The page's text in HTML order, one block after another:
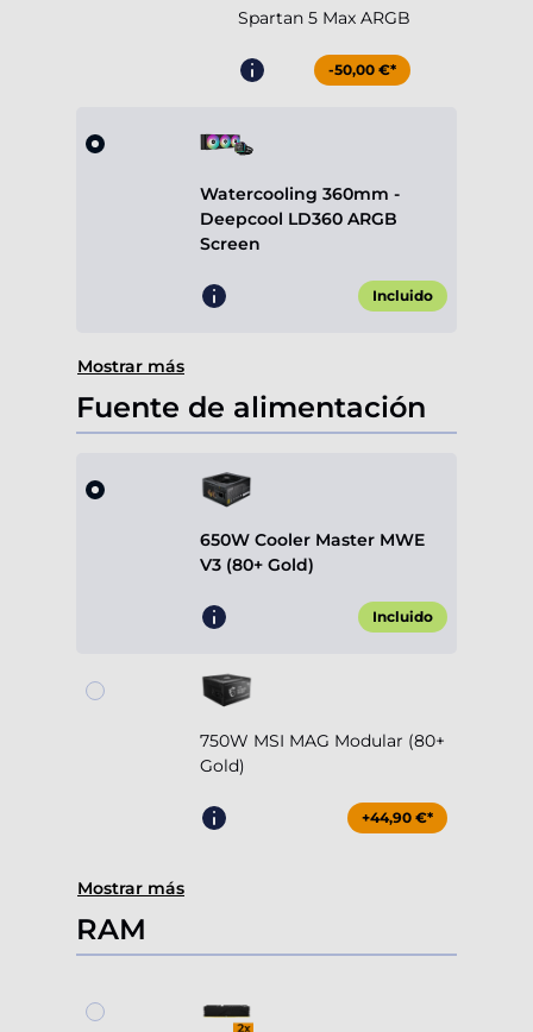
Spartan 5 Max ARGB
-50,00 €*
Watercooling 360mm -
Deepcool LD360 ARGB
Screen
Incluido
Mostrar más
Fuente de alimentación
650W Cooler Master MWE
V3 (80+ Gold)
Incluido
750W MSI MAG Modular (80+
Gold)
+44,90 €*
Mostrar más
RAM